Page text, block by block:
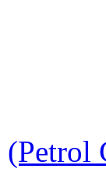
(Petrol